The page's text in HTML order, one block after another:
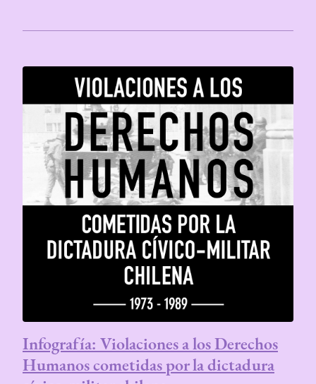
Infografía: Violaciones a los Derechos
Humanos cometidas por la dictadura